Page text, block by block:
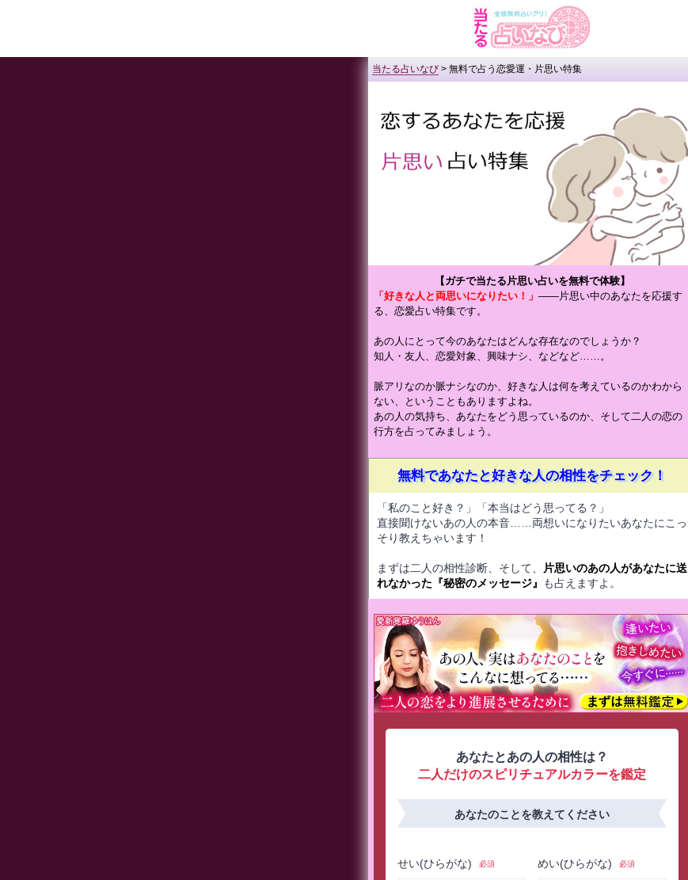
当たる占いなび> 無料で占う恋愛運・片思い特集
【ガチで当たる片思い占いを無料で体験】
「好きな人と両思いになりたい！」 ――片思い中のあなたを応援す
る、恋愛占い特集です。
あの人にとって今のあなたはどんな存在なのでしょうか？
知人・友人、恋愛対象、興味ナシ、などなど……。
脈アリなのか脈ナシなのか、好きな人は何を考えているのかわから
ない、ということもありますよね。
あの人の気持ち、あなたをどう思っているのか、そして二人の恋の
行方を占ってみましょう。
無料であなたと好きな人の相性をチェック！
「私のこと好き？」「本当はどう思ってる？」
直接聞けないあの人の本音……両想いになりたいあなたにこっ
そり教えちゃいます！
まずは二人の相性診断、そして、 片思いのあの人があなたに送
れなかった『秘密のメッセージ』
も占えますよ。
あなたとあの人の相性は？
二人だけのスピリチュアルカラーを鑑定
あなたのことを教えてください
せい(ひらがな) 必須 めい(ひらがな) 必須